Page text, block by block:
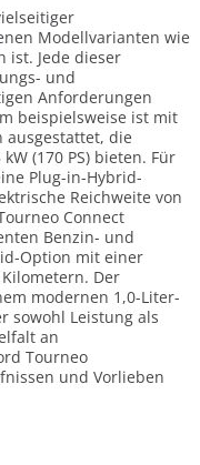
Modellvarianten wie
ist. Jede dieser
und
Anforderungen
beispielsweise ist mit
ausgestattet, die
(170 PS) bieten. Für
Plug-in-Hybrid-
Reichweite von
Connect
Benzin- und
Option mit einer
Der
modernen 1,0-Liter-
sowohl Leistung als
an
Tourneo
und Vorlieben